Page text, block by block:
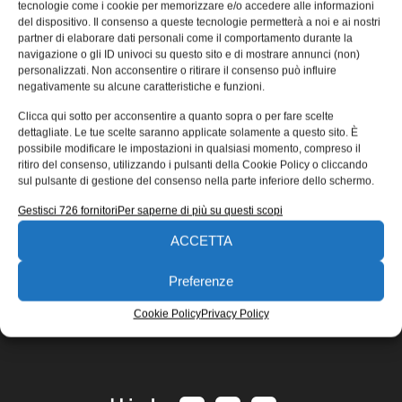
tecnologie come i cookie per memorizzare e/o accedere alle informazioni
del dispositivo. Il consenso a queste tecnologie permetterà a noi e ai nostri
partner di elaborare dati personali come il comportamento durante la
navigazione o gli ID univoci su questo sito e di mostrare annunci (non)
personalizzati. Non acconsentire o ritirare il consenso può influire
negativamente su alcune caratteristiche e funzioni.
Clicca qui sotto per acconsentire a quanto sopra o per fare scelte
dettagliate. Le tue scelte saranno applicate solamente a questo sito. È
possibile modificare le impostazioni in qualsiasi momento, compreso il
ritiro del consenso, utilizzando i pulsanti della Cookie Policy o cliccando
sul pulsante di gestione del consenso nella parte inferiore dello schermo.
Gestisci 726 fornitoriPer saperne di più su questi scopi
ACCETTA
Preferenze
Cookie PolicyPrivacy Policy
Per la prima volta gli ingegneri possono esplorare
rapidamente le opzioni di progettazione e ricevere risultati
di simulazione immediati e
Redazione 10/10/2017
EDICOLA WEB